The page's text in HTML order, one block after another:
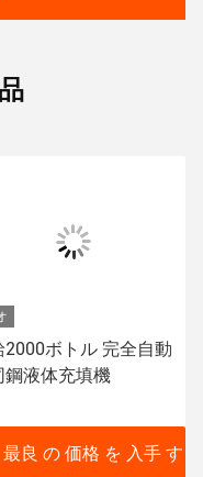
2000ボトル 完全自動
鋼液体充填機
最良 の 価格 を 入手 す